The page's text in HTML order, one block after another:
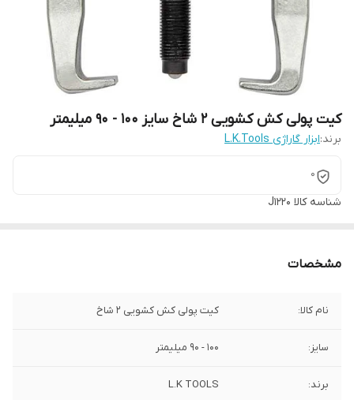
کیت پولی کش کشویی 2 شاخ سایز 100 - 90 میلیمتر
برند:ابزار گاراژی L.K.Tools
0
شناسه کالا J1220
مشخصات
نام کالا: کیت پولی کش کشویی 2 شاخ
سایز: 100 - 90 میلیمتر
برند: L.K TOOLS